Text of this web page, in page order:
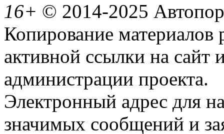
16+ © 2014-2025
Копирование материалов
активной ссылки на сайт
администрации проекта.
Электронный адрес для
значимых сообщений и